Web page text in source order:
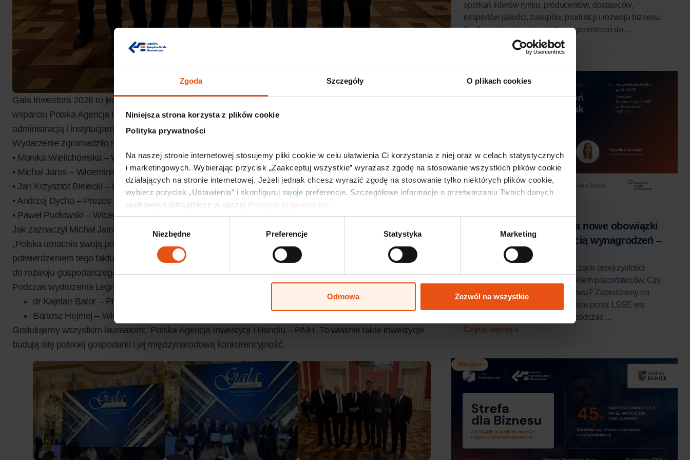
Zgoda Szczegóły O plikach cookies
Niniejsza strona korzysta z plików cookie
Polityka prywatności
Na naszej stronie internetowej stosujemy pliki cookie w celu ułatwienia Ci korzystania z niej oraz w celach statystycznych
i marketingowych. Wybierając przycisk „Zaakceptuj wszystkie” wyrażasz zgodę na stosowanie wszystkich plików cookie
działających na stronie internetowej. Jeżeli jednak chcesz wyrazić zgodę na stosowanie tylko niektórych plików cookie,
wybierz przycisk „Ustawienia” i skonfiguruj swoje preferencje. Szczegółowe informacje o przetwarzaniu Twoich danych
osobowych odnajdziesz w naszej Polityce prywatności.
Wybór
Niezbędne Preferencje Statystyka Marketing
Odmowa Zezwól na wszystkie
Gala Inwestora 2026 to jedno z kluczowych wydarzeń podsumowujących inwestycje realizowane w Polsce przy
wsparciu Polska Agencja Inwestycji i Handlu – PAIH– ale także ważna przestrzeń dialogu między biznesem,
administracją i instytucjami rozwoju.
Wydarzenie zgromadziło najważniejsze osoby życia gospodarczego i publicznego. Galę otworzyły wystąpienia:
• Monika Wielichowska – Wicemarszałek Sejmu
• Michał Jaros – Wiceminister Rozwoju i Technologii
• Jan Krzysztof Bielecki – były Premier RP
• Andrzej Dycha – Prezes PAIH
• Paweł Pudłowski – Wiceprezes PAIH
Jak zaznaczył Michał Jaros – Wiceminister Rozwoju i Technologii:
„Polska umacnia swoją pozycję jako jeden z kluczowych kierunków inwestycyjnych w Europie”, a najlepszym
potwierdzeniem tego faktu były wręczone nagrody dla firm i instytucji, które w szczególny sposób przyczyniły się
do rozwoju gospodarczego i promocji Polski.
Podczas wydarzenia Legnicką Specjalną Strefę Ekonomiczną reprezentował Zarząd:
dr Kajetan Bator – Prezes Zarządu
Bartosz Hejmej – Wiceprezes Zarządu
Gratulujemy wszystkim laureatom: Polska Agencja Inwestycji i Handlu – PAIH . To właśnie takie inwestycje
budują siłę polskiej gospodarki i jej międzynarodową konkurencyjność.
spotkań liderów rynku, producentów, dostawców,
ekspertów jakości, zakupów, produkcji i rozwoju biznesu.
Konferencja stanowi wyjątkową przestrzeń do ...
Wkrótce
30 lipca, 2026
Przygotuj swoją firmę na nowe obowiązki
związane z przejrzystością wynagrodzeń –
bezpłatne szkolenie
Już wkrótce nowe przepisy dotyczące przejrzystości
wynagrodzeń staną się obowiązkiem pracodawców. Czy
Twoja organizacja jest na to gotowa? Zapraszamy na
praktyczne warsztaty organizowane przez LSSE we
współpracy z Sedlak & Sedlak, podczas ...
Czytaj więcej
Wkrótce